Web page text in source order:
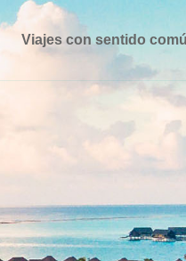
Viajes con sentido